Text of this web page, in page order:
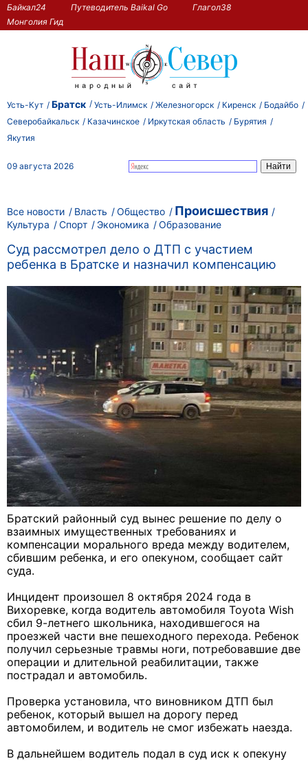
Байкал24 Путеводитель Baikal Go
Глагол38
Монголия Гид
Усть-Кут Братск Усть-Илимск Железногорск Киренск
Бодайбо
Северобайкальск
Казачинское Иркутская область
Бурятия
Якутия
09 августа 2026
Все новости Власть Общество Происшествия
Культура Спорт Экономика Образование
Суд рассмотрел дело о ДТП с участием
ребенка в Братске и назначил компенсацию
Братский районный суд вынес решение по делу о
взаимных имущественных требованиях и
компенсации морального вреда между водителем,
сбившим ребенка, и его опекуном, сообщает сайт
суда.
Инцидент произошел 8 октября 2024 года в
Вихоревке, когда водитель автомобиля Toyota Wish
сбил 9-летнего школьника, находившегося на
проезжей части вне пешеходного перехода. Ребенок
получил серьезные травмы ноги, потребовавшие две
операции и длительной реабилитации, также
пострадал и автомобиль.
Проверка установила, что виновником ДТП был
ребенок, который вышел на дорогу перед
автомобилем, и водитель не смог избежать наезда.
В дальнейшем водитель подал в суд иск к опекуну